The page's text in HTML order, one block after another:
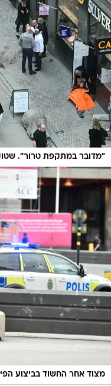
"מדובר במתקפת טרור".
מצוד אחר החשוד בביצוע